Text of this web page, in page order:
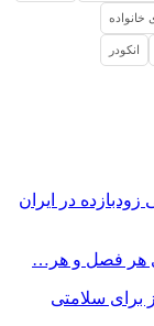
خانواده
انکودر
340 شغل خانگی زودبازده در ایران